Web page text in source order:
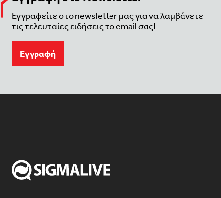
Εγγραφείτε στο newsletter μας για να λαμβάνετε
τις τελευταίες ειδήσεις το email σας!
Eγγραφή